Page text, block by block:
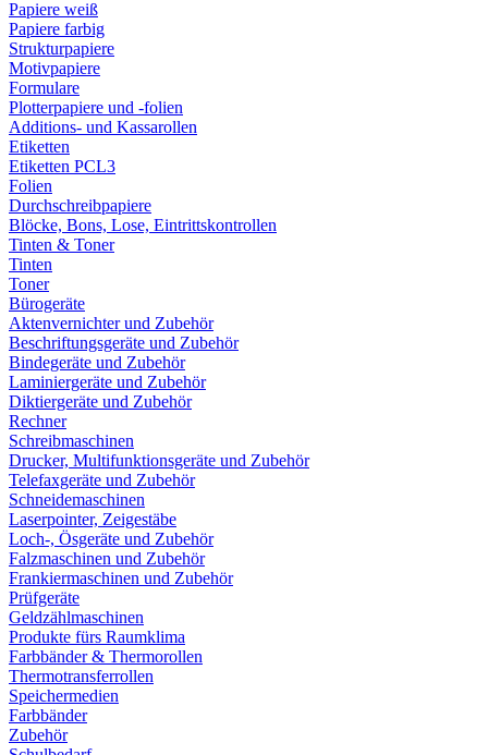
Papiere weiß
Papiere farbig
Strukturpapiere
Motivpapiere
Formulare
Plotterpapiere und -folien
Additions- und Kassarollen
Etiketten
Etiketten PCL3
Folien
Durchschreibpapiere
Blöcke, Bons, Lose, Eintrittskontrollen
Tinten & Toner
Tinten
Toner
Bürogeräte
Aktenvernichter und Zubehör
Beschriftungsgeräte und Zubehör
Bindegeräte und Zubehör
Laminiergeräte und Zubehör
Diktiergeräte und Zubehör
Rechner
Schreibmaschinen
Drucker, Multifunktionsgeräte und Zubehör
Telefaxgeräte und Zubehör
Schneidemaschinen
Laserpointer, Zeigestäbe
Loch-, Ösgeräte und Zubehör
Falzmaschinen und Zubehör
Frankiermaschinen und Zubehör
Prüfgeräte
Geldzählmaschinen
Produkte fürs Raumklima
Farbbänder & Thermorollen
Thermotransferrollen
Speichermedien
Farbbänder
Zubehör